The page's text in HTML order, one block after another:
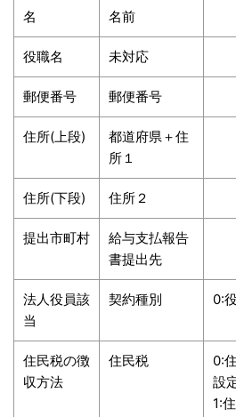
名 名前
役職名 未対応
郵便番号 郵便番号
住所(上段)
都道府県＋住
所１
住所(下段) 住所２
提出市町村
給与支払報告
書提出先
法人役員該
当
契約種別 0:
住民税の徴
収方法
住民税
0:
設
1: